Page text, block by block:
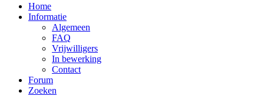
Home
Informatie
Algemeen
FAQ
Vrijwilligers
In bewerking
Contact
Forum
Zoeken